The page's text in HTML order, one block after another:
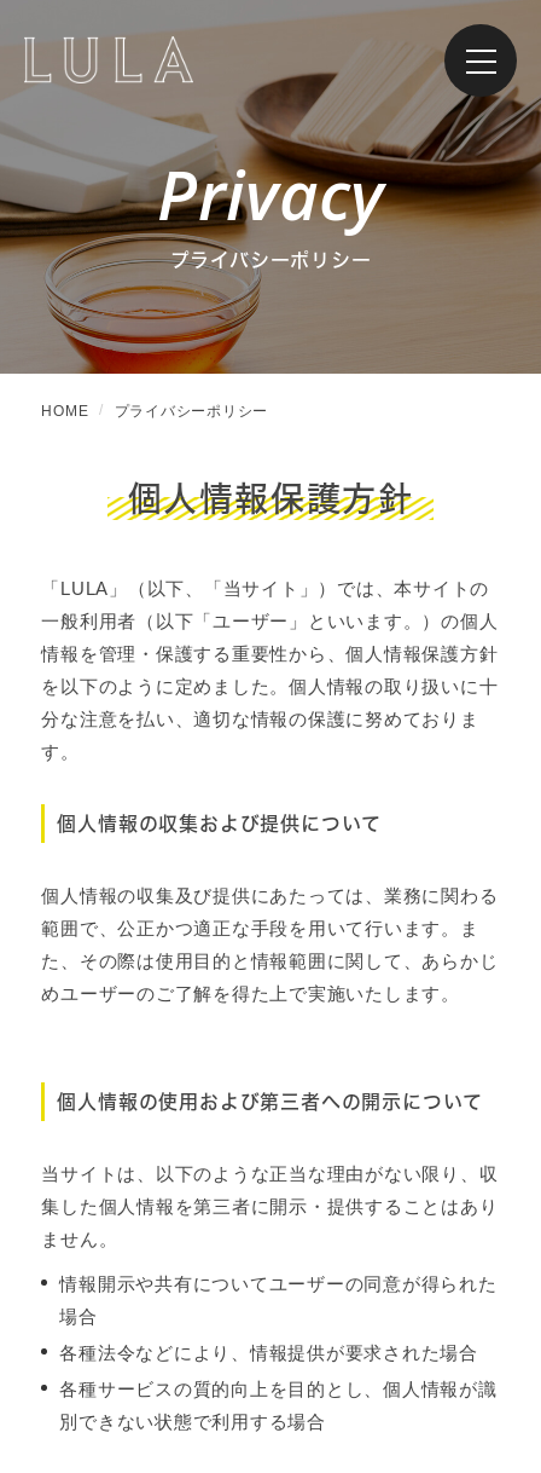
Privacy
プライバシーポリシー
HOME プライバシーポリシー
個人情報保護方針
「LULA」（以下、「当サイト」）では、本サイトの
一般利用者（以下「ユーザー」といいます。）の個人
情報を管理・保護する重要性から、個人情報保護方針
を以下のように定めました。個人情報の取り扱いに十
分な注意を払い、適切な情報の保護に努めておりま
す。
個人情報の収集および提供について
個人情報の収集及び提供にあたっては、業務に関わる
範囲で、公正かつ適正な手段を用いて行います。ま
た、その際は使用目的と情報範囲に関して、あらかじ
めユーザーのご了解を得た上で実施いたします。
個人情報の使用および第三者への開示について
当サイトは、以下のような正当な理由がない限り、収
集した個人情報を第三者に開示・提供することはあり
ません。
情報開示や共有についてユーザーの同意が得られた
場合
各種法令などにより、情報提供が要求された場合
各種サービスの質的向上を目的とし、個人情報が識
別できない状態で利用する場合